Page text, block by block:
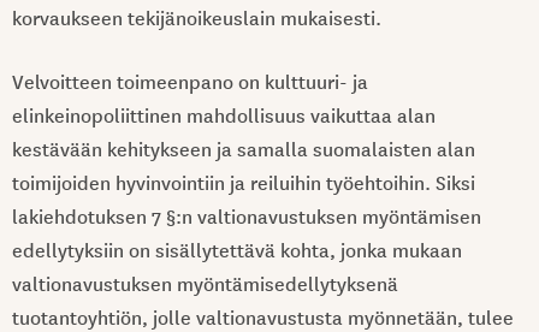
korvaukseen tekijänoikeuslain mukaisesti.
Velvoitteen toimeenpano on kulttuuri- ja
elinkeinopoliittinen mahdollisuus vaikuttaa alan
kestävään kehitykseen ja samalla suomalaisten alan
toimijoiden hyvinvointiin ja reiluihin työehtoihin. Siksi
lakiehdotuksen 7 §:n valtionavustuksen myöntämisen
edellytyksiin on sisällytettävä kohta, jonka mukaan
valtionavustuksen myöntämisedellytyksenä
tuotantoyhtiön, jolle valtionavustusta myönnetään, tulee